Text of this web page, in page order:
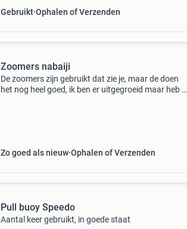
Gebruikt Ophalen of Verzenden
Zoomers nabaiji
De zoomers zijn gebruikt dat zie je, maar de doen
het nog heel goed, ik ben er uitgegroeid maar heb er
Zo goed als nieuw Ophalen of Verzenden
Pull buoy Speedo
Aantal keer gebruikt, in goede staat